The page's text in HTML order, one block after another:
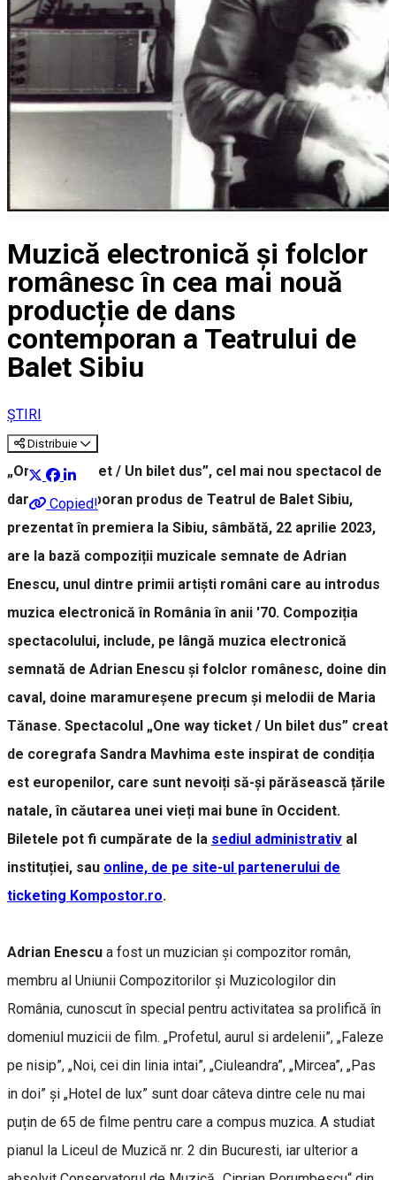
Muzică electronică și folclor
românesc în cea mai nouă
producție de dans
contemporan a Teatrului de
Balet Sibiu
ȘTIRI
Distribuie
Copied!
„One way ticket / Un bilet dus”, cel mai nou spectacol de
dans contemporan produs de Teatrul de Balet Sibiu,
prezentat în premiera la Sibiu, sâmbătă, 22 aprilie 2023,
are la bază compoziții muzicale semnate de Adrian
Enescu, unul dintre primii artiști români care au introdus
muzica electronică în România în anii '70. Compoziția
spectacolului, include, pe lângă muzica electronică
semnată de Adrian Enescu și folclor românesc, doine din
caval, doine maramureșene precum și melodii de Maria
Tănase. Spectacolul „One way ticket / Un bilet dus” creat
de coregrafa Sandra Mavhima este inspirat de condiția
est europenilor, care sunt nevoiți să-și părăsească țările
natale, în căutarea unei vieți mai bune în Occident.
Biletele pot fi cumpărate de la sediul administrativ al
instituției, sau online, de pe site-ul partenerului de
ticketing Kompostor.ro.
Adrian Enescu a fost un muzician și compozitor român,
membru al Uniunii Compozitorilor și Muzicologilor din
România, cunoscut în special pentru activitatea sa prolifică în
domeniul muzicii de film. „Profetul, aurul si ardelenii”, „Faleze
pe nisip”, „Noi, cei din linia intai”, „Ciuleandra”, „Mircea”, „Pas
in doi” şi „Hotel de lux” sunt doar câteva dintre cele nu mai
puțin de 65 de filme pentru care a compus muzica. A studiat
pianul la Liceul de Muzică nr. 2 din Bucuresti, iar ulterior a